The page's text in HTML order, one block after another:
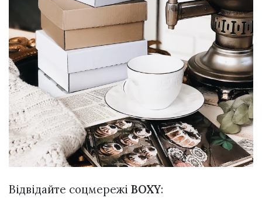
Відвідайте соцмережі BOXY: